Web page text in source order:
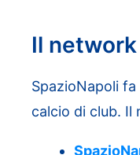
Il
SpazioNapoli
calcio di club. Il